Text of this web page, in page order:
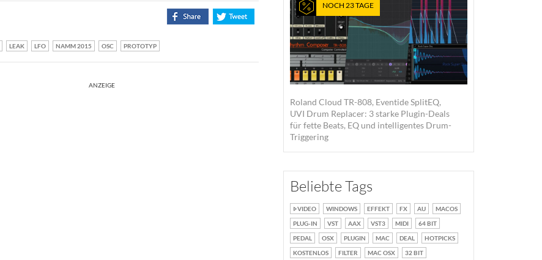
LEAK LFO NAMM 2015 OSC PROTOTYP
ANZEIGE
NOCH 23 TAGE
Roland Cloud TR-808, Eventide SplitEQ,
UVI Drum Replacer: 3 starke Plugin-Deals
für fette Beats, EQ und intelligentes Drum-
Triggering
Beliebte Tags
VIDEO WINDOWS EFFEKT FX AU
MACOS
PLUG-IN
VST AAX VST3 MIDI
64 BIT
PEDAL
OSX PLUGIN MAC DEAL
HOTPICKS
KOSTENLOS
FILTER MAC OSX 32 BIT